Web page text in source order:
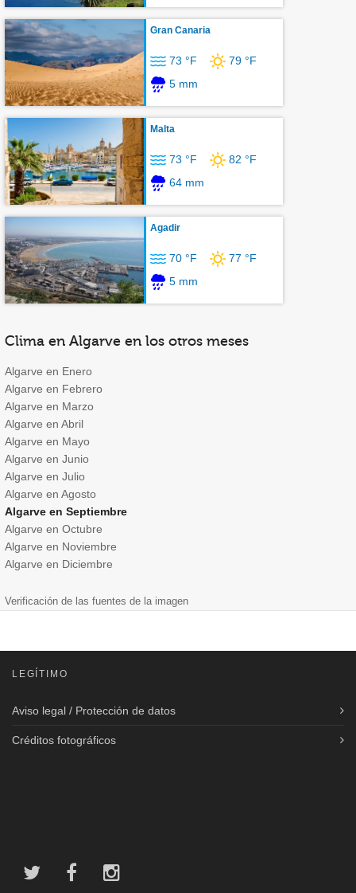
Gran Canaria
73 °F
79 °F
5 mm
Malta
73 °F
82 °F
64 mm
Agadir
70 °F
77 °F
5 mm
Clima en Algarve en los otros meses
Algarve en Enero
Algarve en Febrero
Algarve en Marzo
Algarve en Abril
Algarve en Mayo
Algarve en Junio
Algarve en Julio
Algarve en Agosto
Algarve en Septiembre
Algarve en Octubre
Algarve en Noviembre
Algarve en Diciembre
Verificación de las fuentes de la imagen
LEGÍTIMO
Aviso legal / Protección de datos
Créditos fotográficos